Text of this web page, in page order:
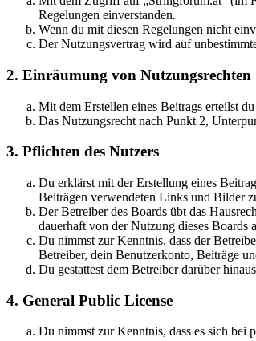
Regelungen einverstanden.
Wenn du mit diesen Regelungen nicht
Der Nutzungsvertrag wird auf
2. Einräumung von Nutzungsrechten
Mit dem Erstellen eines Beitrags erteilst
Das Nutzungsrecht nach Punkt 2,
3. Pflichten des Nutzers
Du erklärst mit der Erstellung eines
Beiträgen verwendeten Links und Bilder
Der Betreiber des Boards übt das
dauerhaft von der Nutzung dieses Boards
Du nimmst zur Kenntnis, dass der
Betreiber, dein Benutzerkonto, Beiträge
Du gestattest dem Betreiber darüber
4. General Public License
Du nimmst zur Kenntnis, dass es sich bei